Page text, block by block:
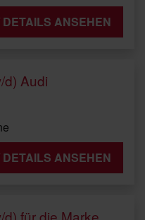
DETAILS ANSEHEN
d) Audi
DETAILS ANSEHEN
für die Marke